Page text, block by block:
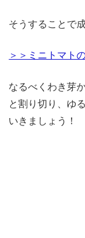
そうすることで
＞＞ミニトマト
なるべくわき芽
と割り切り、ゆ
いきましょう！